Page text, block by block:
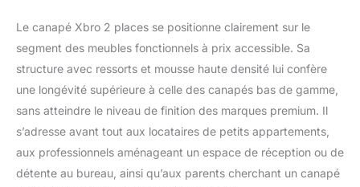
Le canapé Xbro 2 places se positionne clairement sur le
segment des meubles fonctionnels à prix accessible. Sa
structure avec ressorts et mousse haute densité lui confère
une longévité supérieure à celle des canapés bas de gamme,
sans atteindre le niveau de finition des marques premium. Il
s’adresse avant tout aux locataires de petits appartements,
aux professionnels aménageant un espace de réception ou de
détente au bureau, ainsi qu’aux parents cherchant un canapé